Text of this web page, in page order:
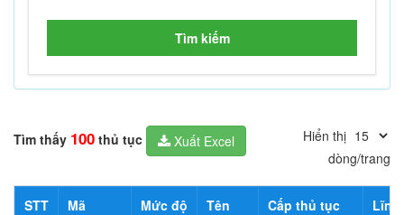
Tìm kiếm
Tìm thấy 100 thủ tục Xuất Excel
Hiển thị
dòng/trang
STT
Mã
Mức độ
Tên
Cấp thủ tục
Lĩnh